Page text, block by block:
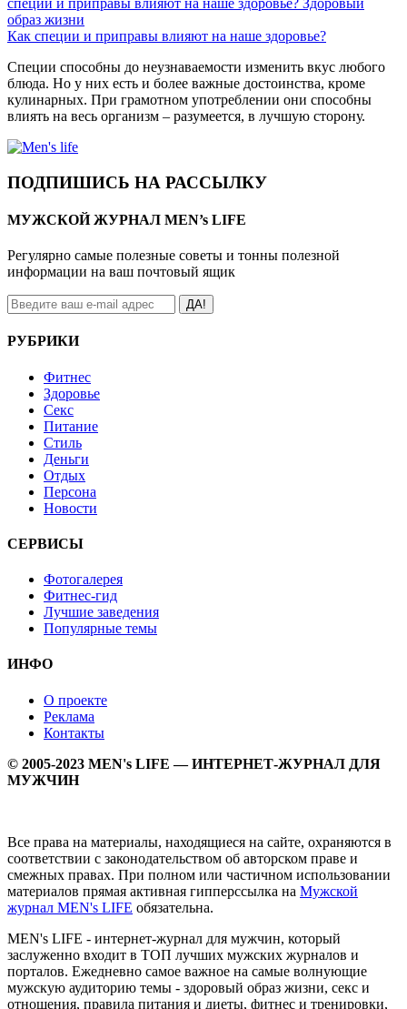
образ жизни
Как специи и приправы влияют на наше здоровье?
Специи способны до неузнаваемости изменить вкус любого
блюда. Но у них есть и более важные достоинства, кроме
кулинарных. При грамотном употреблении они способны
влиять на весь организм – разумеется, в лучшую сторону.
ПОДПИШИСЬ НА РАССЫЛКУ
МУЖСКОЙ ЖУРНАЛ MEN’s LIFE
Регулярно самые полезные советы и тонны полезной
информации на ваш почтовый ящик
ДА!
РУБРИКИ
Фитнес
Здоровье
Секс
Питание
Стиль
Деньги
Отдых
Персона
Новости
СЕРВИСЫ
Фотогалерея
Фитнес-гид
Лучшие заведения
Популярные темы
ИНФО
О проекте
Реклама
Контакты
© 2005-2023 MEN's LIFE — ИНТЕРНЕТ-ЖУРНАЛ ДЛЯ
МУЖЧИН
Все права на материалы, находящиеся на сайте, охраняются в
соответствии с законодательством об авторском праве и
смежных правах. При полном или частичном использовании
материалов прямая активная гипперссылка на Мужской
журнал MEN's LIFE обязательна.
MEN's LIFE - интернет-журнал для мужчин, который
заслуженно входит в ТОП лучших мужских журналов и
порталов. Ежедневно самое важное на самые волнующие
мужскую аудиторию темы - здоровый образ жизни, секс и
отношения, правила питания и диеты, фитнес и тренировки,